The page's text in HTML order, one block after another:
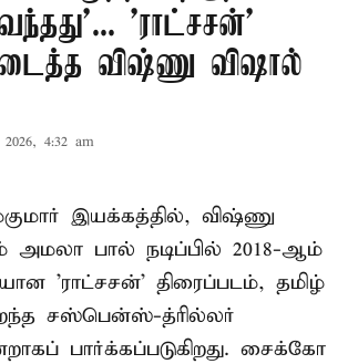
'ராட்சசன்'
விஷ்ணு விஷால்
4:32 am
இயக்கத்தில், விஷ்ணு
அமலா பால் நடிப்பில் 2018-ஆம்
'ராட்சசன்' திரைப்படம், தமிழ்
சஸ்பென்ஸ்-த்ரில்லர்
பார்க்கப்படுகிறது. சைக்கோ